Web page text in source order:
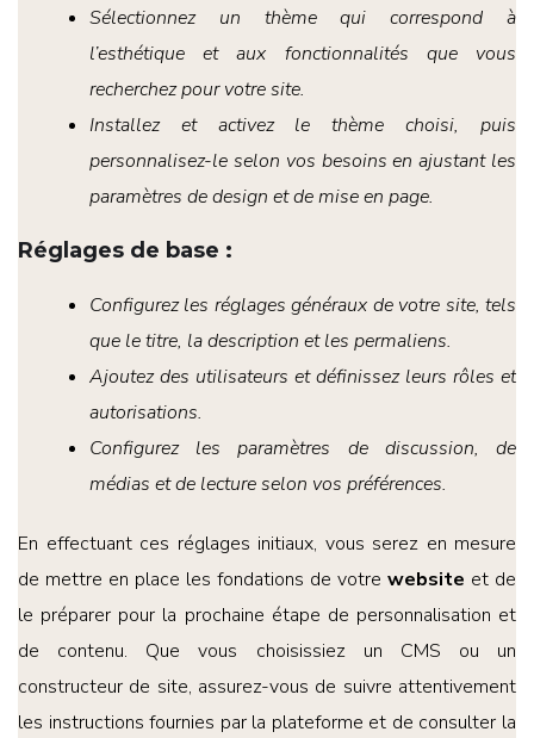
Sélectionnez un thème qui correspond à
l’esthétique et aux fonctionnalités que vous
recherchez pour votre site.
Installez et activez le thème choisi, puis
personnalisez-le selon vos besoins en ajustant les
paramètres de design et de mise en page.
Réglages de base :
Configurez les réglages généraux de votre site, tels
que le titre, la description et les permaliens.
Ajoutez des utilisateurs et définissez leurs rôles et
autorisations.
Configurez les paramètres de discussion, de
médias et de lecture selon vos préférences.
En effectuant ces réglages initiaux, vous serez en mesure
de mettre en place les fondations de votre website et de
le préparer pour la prochaine étape de personnalisation et
de contenu. Que vous choisissiez un CMS ou un
constructeur de site, assurez-vous de suivre attentivement
les instructions fournies par la plateforme et de consulter la